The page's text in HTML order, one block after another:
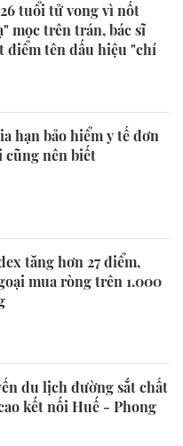
tuổi tử vong vì nốt
mọc trên trán, bác sĩ
điểm tên dấu hiệu "chí
hạn bảo hiểm y tế đơn
cũng nên biết
tăng hơn 27 điểm,
mua ròng trên 1.000
du lịch đường sắt chất
kết nối Huế - Phong